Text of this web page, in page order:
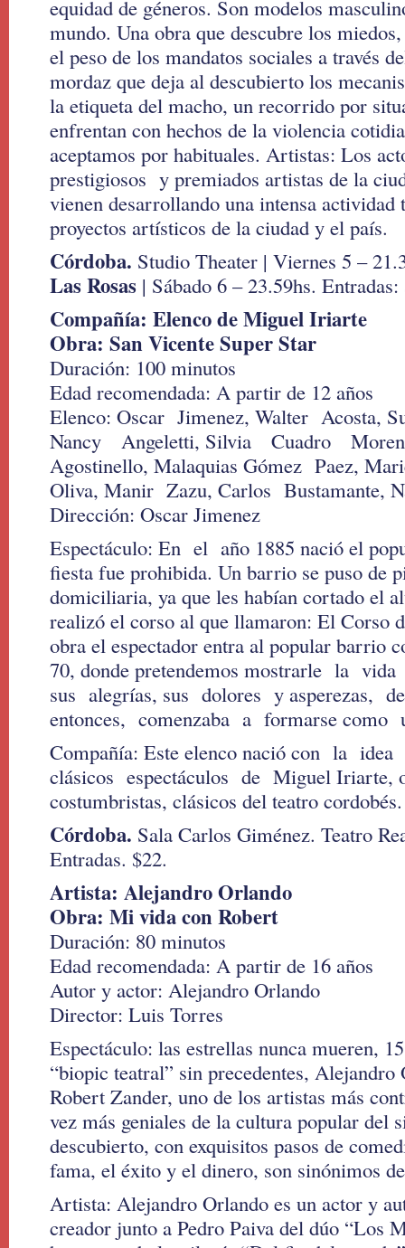
equidad de géneros. Son modelos
mundo. Una obra que descubre los
el peso de los mandatos sociales a través
mordaz que deja al descubierto los
la etiqueta del macho, un recorrido por
enfrentan con hechos de la violencia
aceptamos por habituales. Artistas: Los
prestigiosos y premiados artistas de la
vienen desarrollando una intensa actividad
proyectos artísticos de la ciudad y el país.
Córdoba. Studio Theater | Viernes 5 –
Las Rosas | Sábado 6 – 23.59hs.
Compañía: Elenco de Miguel Iriarte
Obra: San Vicente Super Star
Duración: 100 minutos
Edad recomendada: A partir de 12 años
Elenco: Oscar Jimenez, Walter Acosta,
Nancy Angeletti, Silvia Cuadro
Agostinello, Malaquias Gómez Paez,
Oliva, Manir Zazu, Carlos Bustamante,
Dirección: Oscar Jimenez
Espectáculo: En el año 1885 nació el
fiesta fue prohibida. Un barrio se puso de
domiciliaria, ya que les habían cortado el
realizó el corso al que llamaron: El Corso
obra el espectador entra al popular barrio
70, donde pretendemos mostrarle la
sus alegrías, sus dolores y
entonces, comenzaba a formarse
Compañía: Este elenco nació con la
clásicos espectáculos de Miguel Iriarte,
costumbristas, clásicos del teatro cordobés.
Córdoba. Sala Carlos Giménez. Teatro
Entradas. $22.
Artista: Alejandro Orlando
Obra: Mi vida con Robert
Duración: 80 minutos
Edad recomendada: A partir de 16 años
Autor y actor: Alejandro Orlando
Director: Luis Torres
Espectáculo: las estrellas nunca mueren,
“biopic teatral” sin precedentes, Alejandro
Robert Zander, uno de los artistas más
vez más geniales de la cultura popular del
descubierto, con exquisitos pasos de
fama, el éxito y el dinero, son sinónimos
Artista: Alejandro Orlando es un actor y
creador junto a Pedro Paiva del dúo “Los